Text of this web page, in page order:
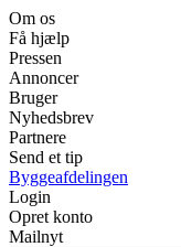
Om os
Få hjælp
Pressen
Annoncer
Bruger
Nyhedsbrev
Partnere
Send et tip
Byggeafdelingen
Login
Opret konto
Mailnyt